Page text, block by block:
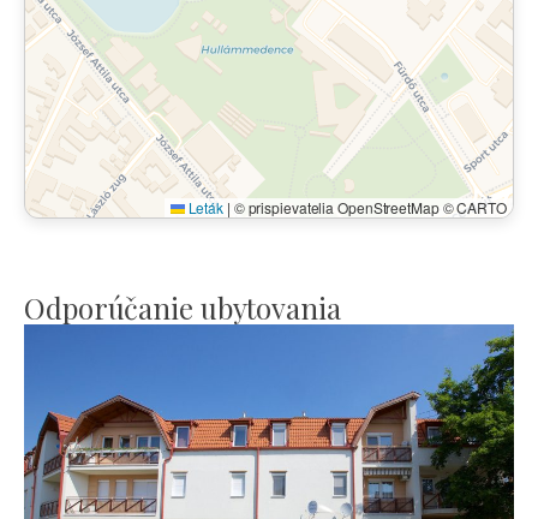
Leták | © prispievatelia OpenStreetMap © CARTO
Odporúčanie ubytovania